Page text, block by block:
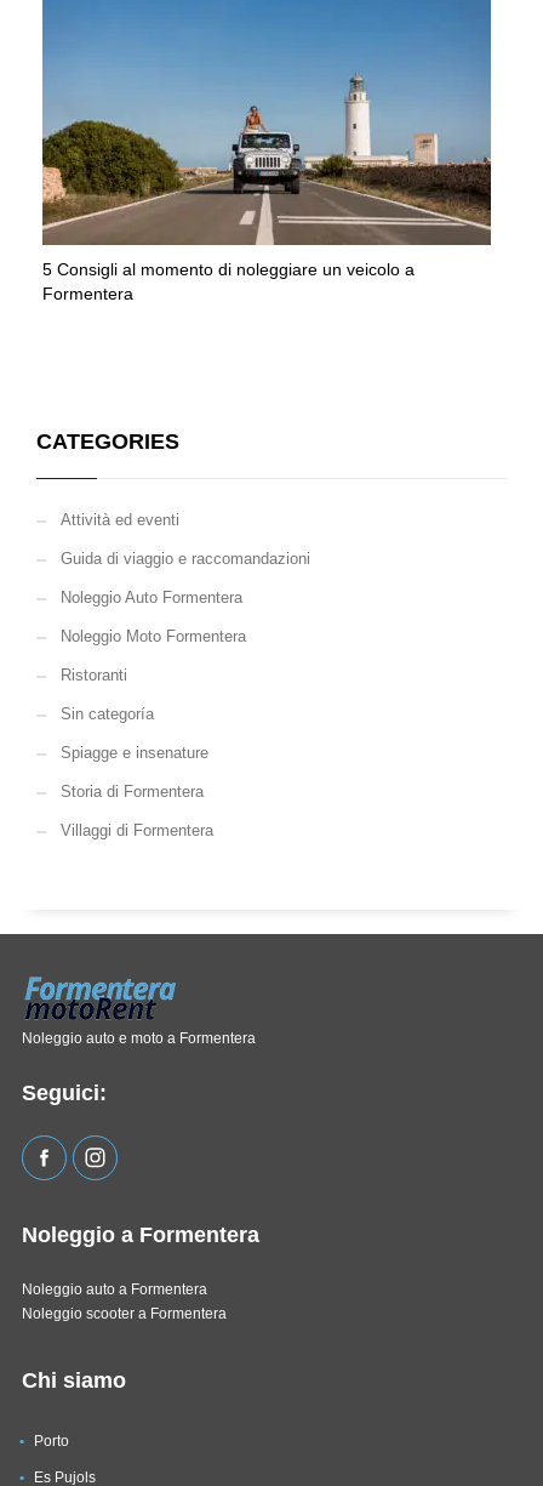
5 Consigli al momento di noleggiare un veicolo a
Formentera
CATEGORIES
Attività ed eventi
Guida di viaggio e raccomandazioni
Noleggio Auto Formentera
Noleggio Moto Formentera
Ristoranti
Sin categoría
Spiagge e insenature
Storia di Formentera
Villaggi di Formentera
Noleggio auto e moto a Formentera
Seguici:
Noleggio a Formentera
Noleggio auto a Formentera
Noleggio scooter a Formentera
Chi siamo
Porto
Es Pujols